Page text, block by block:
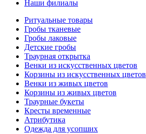
Наши филиалы
Ритуальные товары
Гробы тканевые
Гробы лаковые
Детские гробы
Траурная открытка
Венки из искусственных цветов
Корзины из искусственных цветов
Венки из живых цветов
Корзины из живых цветов
Траурные букеты
Кресты временные
Атрибутика
Одежда для усопших